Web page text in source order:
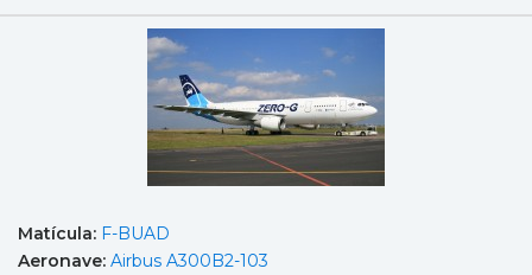
Matícula: F-BUAD
Aeronave: Airbus A300B2-103